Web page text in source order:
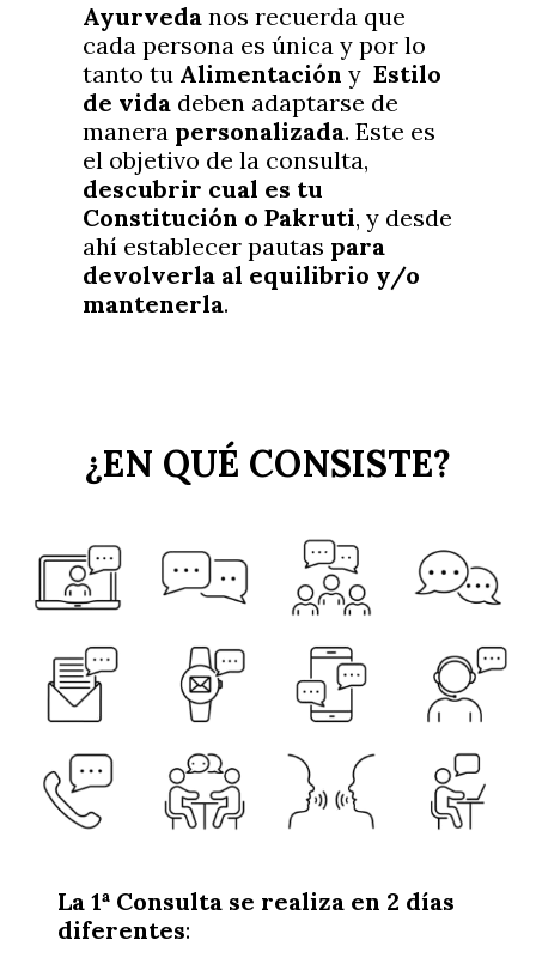
Ayurveda nos recuerda que
cada persona es única y por lo
tanto tu Alimentación yEstilo
de vida deben adaptarse de
manera personalizada. Este es
el objetivo de la consulta,
descubrir cual es tu
Constitución o Pakruti, y desde
ahí establecer pautas para
devolverla al equilibrio y/o
mantenerla.
¿EN QUÉ CONSISTE?
La 1ª Consulta se realiza en 2 días
diferentes: